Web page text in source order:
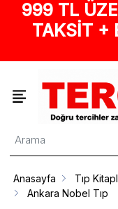
999 TL
TAKSİT +
Anasayfa Tıp
Ankara Nobel Tıp